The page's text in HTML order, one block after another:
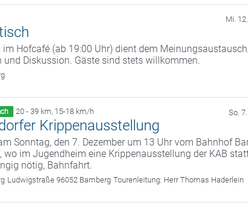
Mi.
im Hofcafé (ab 19:00 Uhr) dient dem
und Diskussion. Gäste sind stets willkommen.
20 - 39 km, 15-18 km/h So.
Krippenausstellung
Sonntag, den 7. Dezember um 13 Uhr vom Bahnhof
wo im Jugendheim eine Krippenausstellung der KAB
nötig, Bahnfahrt.
Ludwigstraße 96052 Bamberg Tourenleitung: Herr Thomas Haderlein